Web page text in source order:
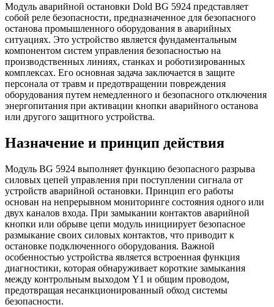
Модуль аварийной остановки Dold BG 5924 представляет
собой реле безопасности, предназначенное для безопасного
останова промышленного оборудования в аварийных
ситуациях. Это устройство является фундаментальным
компонентом систем управления безопасностью на
производственных линиях, станках и роботизированных
комплексах. Его основная задача заключается в защите
персонала от травм и предотвращении повреждения
оборудования путем немедленного и безопасного отключения
энергопитания при активации кнопки аварийного останова
или другого защитного устройства.
Назначение и принцип действия
Модуль BG 5924 выполняет функцию безопасного разрыва
силовых цепей управления при поступлении сигнала от
устройств аварийной остановки. Принцип его работы
основан на непрерывном мониторинге состояния одного или
двух каналов входа. При замыкании контактов аварийной
кнопки или обрыве цепи модуль инициирует безопасное
размыкание своих силовых контактов, что приводит к
остановке подключенного оборудования. Важной
особенностью устройства является встроенная функция
диагностики, которая обнаруживает короткие замыкания
между контрольным выходом Y1 и общим проводом,
предотвращая несанкционированный обход системы
безопасности.